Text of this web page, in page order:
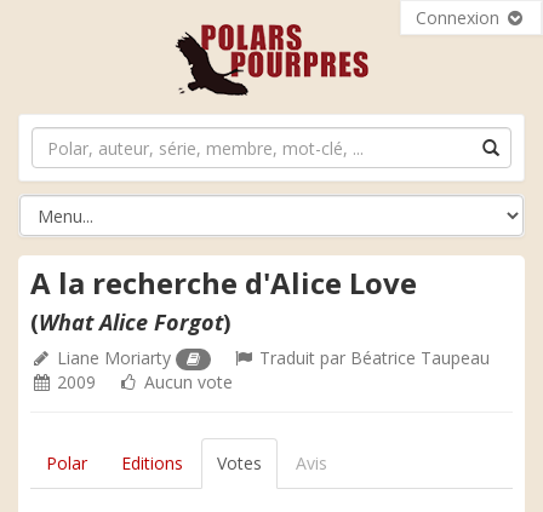
Connexion
A la recherche d'Alice Love
(What Alice Forgot)
Liane Moriarty Traduit par Béatrice Taupeau
2009
Aucun vote
Polar Editions Votes Avis